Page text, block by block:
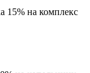
15% на комплекс